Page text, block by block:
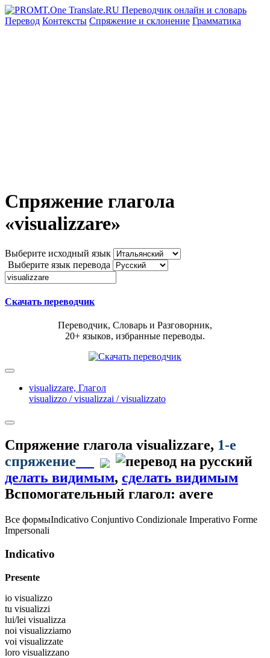
Перевод Контексты Спряжение и склонение Грамматика
Спряжение глагола
«visualizzare»
Выберите исходный язык
Выберите язык перевода
Скачать переводчик
Переводчик, Словарь и Разговорник,
20+ языков, избранные переводы.
visualizzare, Глагол
visualizzo / visualizzai / visualizzato
Спряжение глагола visualizzare, 1-е
спряжение
делать видимым, сделать видимым
Вспомогательный глагол: avere
Все формыIndicativo Conjuntivo Condizionale Imperativo Forme
Impersonali
Indicativo
Presente
io visualizzo
tu visualizzi
lui/lei visualizza
noi visualizziamo
voi visualizzate
loro visualizzano